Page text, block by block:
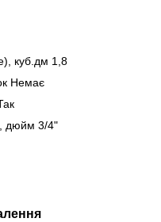
куб.дм 1,8
Немає
дюйм 3/4"